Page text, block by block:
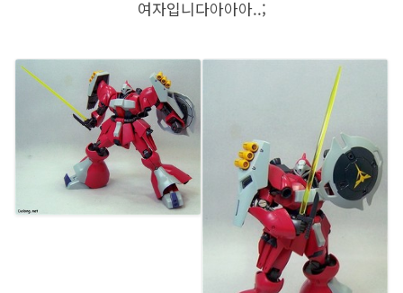
여자입니다아아아..;